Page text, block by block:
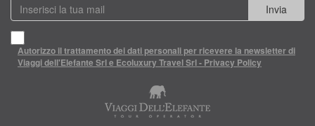
Invia
Autorizzo il trattamento dei dati personali per ricevere la newsletter di
Viaggi dell'Elefante Srl e Ecoluxury Travel Srl - Privacy Policy